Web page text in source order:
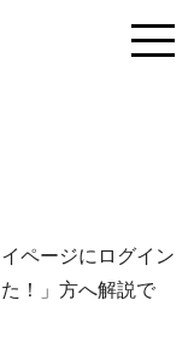
ページにログイン
！」方へ解説で